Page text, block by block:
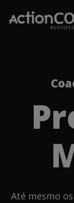
mentor
Até mesmo